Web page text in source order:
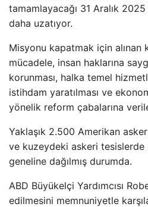
tamamlayacağı 31 Aralık
daha uzatıyor.
Misyonu kapatmak için alınan
mücadele, insan haklarına
korunması, halka temel
istihdam yaratılması ve
yönelik reform çabalarına
Yaklaşık 2.500 Amerikan
ve kuzeydeki askeri
geneline dağılmış durumda.
ABD Büyükelçi Yardımcısı
edilmesini memnuniyetle